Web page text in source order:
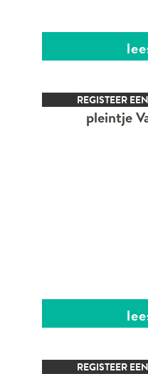
REGISTEER
pleintje
REGISTEER